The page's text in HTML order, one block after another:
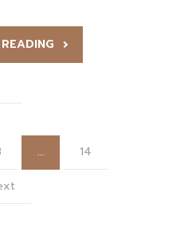
… 14